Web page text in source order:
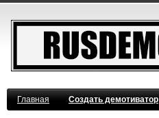
Главная Создать демотиватор